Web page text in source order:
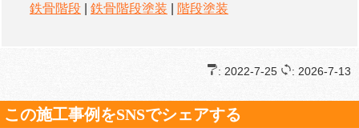
鉄骨階段
鉄骨階段塗装 階段塗装
: 2022-7-25 : 2026-7-13
この施工事例をSNSでシェアする